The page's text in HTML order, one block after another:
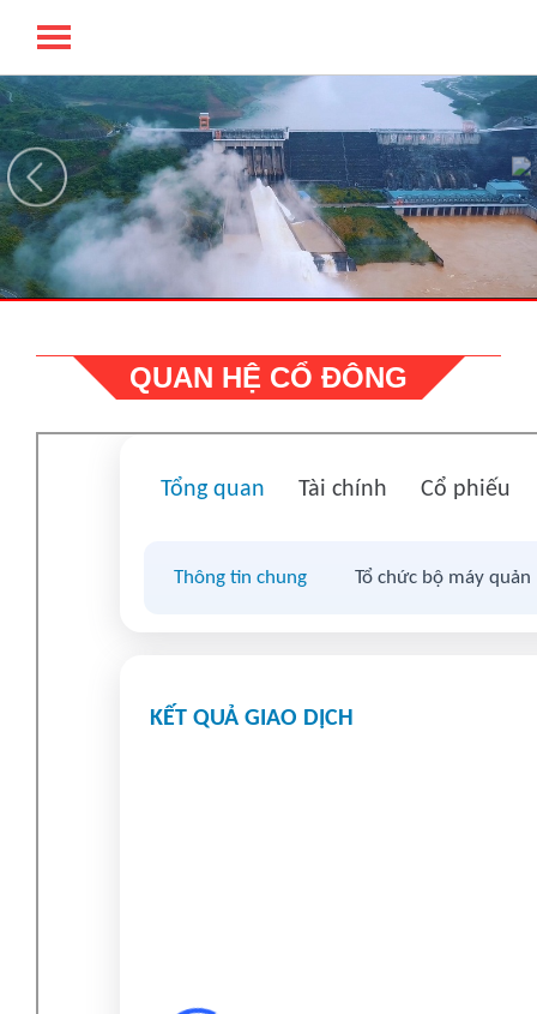
TỔNG CÔNG TY LICOGI - CTCP
QUAN HỆ CỔ ĐÔNG